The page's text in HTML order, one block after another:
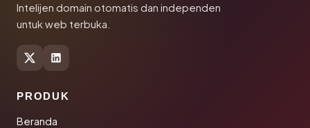
Intelijen domain otomatis dan independen
untuk web terbuka.
PRODUK
Beranda